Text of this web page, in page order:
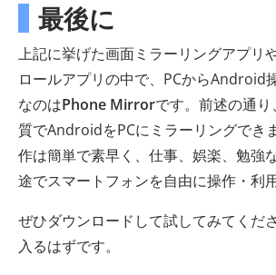
最後に
上記に挙げた画面ミラーリングアプリ
ロールアプリの中で、PCからAndroid
なのはPhone Mirrorです。前述の通
質でAndroidをPCにミラーリングでき
作は簡単で素早く、仕事、娯楽、勉強
途でスマートフォンを自由に操作・利
ぜひダウンロードして試してみてくだ
入るはずです。